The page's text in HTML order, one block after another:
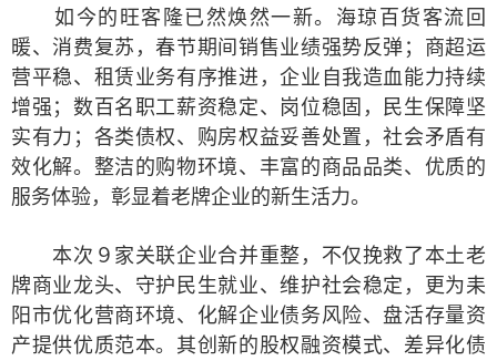
如今的旺客隆已然焕然一新。海琼百货客流回
暖、消费复苏，春节期间销售业绩强势反弹；商超运
营平稳、租赁业务有序推进，企业自我造血能力持续
增强；数百名职工薪资稳定、岗位稳固，民生保障坚
实有力；各类债权、购房权益妥善处置，社会矛盾有
效化解。整洁的购物环境、丰富的商品品类、优质的
服务体验，彰显着老牌企业的新生活力。
本次９家关联企业合并重整，不仅挽救了本土老
牌商业龙头、守护民生就业、维护社会稳定，更为耒
阳市优化营商环境、化解企业债务风险、盘活存量资
产提供优质范本。其创新的股权融资模式、差异化债